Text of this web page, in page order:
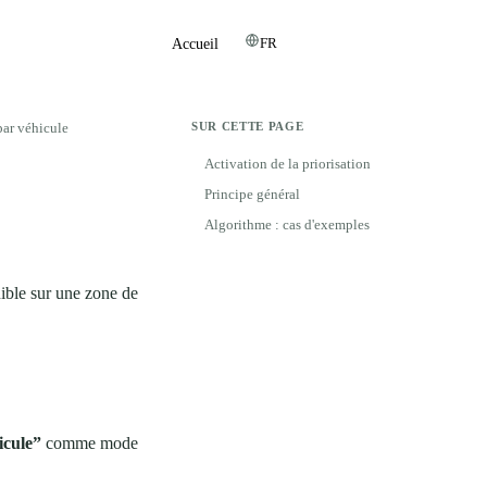
Accueil FR
véhicule
sur une zone de
comme mode
SUR CETTE PAGE
Activation de la priorisation
Principe général
Algorithme : cas d'exemples